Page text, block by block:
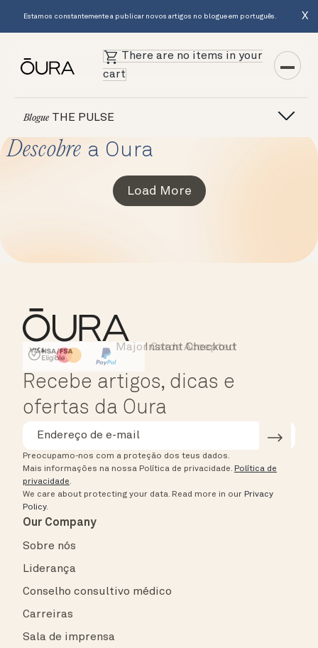
Estamos constantemente a publicar novos artigos no blogue em português. X
There are no items in your
cart
BlogueTHE PULSE
Descobre a Oura
Load More
HSA/FSA Eligible
Affirm
Instant Checkout
Major Cards Accepted
Recebe artigos, dicas e
ofertas da Oura
Preocupamo-nos com a proteção dos teus dados.
Mais informações na nossa Política de privacidade. Política de
privacidade.
We care about protecting your data. Read more in our Privacy
Policy.
Our Company
Sobre nós
Liderança
Conselho consultivo médico
Carreiras
Sala de imprensa